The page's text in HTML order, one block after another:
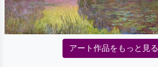
アート作品をもっと見る